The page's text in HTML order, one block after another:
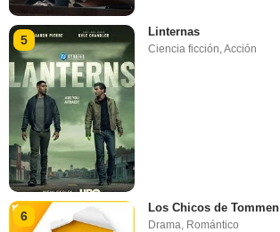
5
Linternas
Ciencia ficción ,Acción
6
Los Chicos de Tommen
Drama, Romántico